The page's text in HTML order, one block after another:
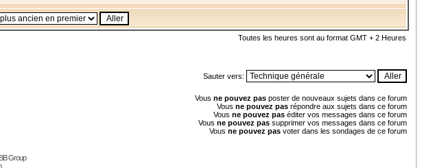
Toutes les heures sont au format GMT + 2 Heures
Sauter vers:
Vous ne pouvez pas poster de nouveaux sujets dans ce forum
Vous ne pouvez pas répondre aux sujets dans ce forum
Vous ne pouvez pas éditer vos messages dans ce forum
Vous ne pouvez pas supprimer vos messages dans ce forum
Vous ne pouvez pas voter dans les sondages de ce forum
Group